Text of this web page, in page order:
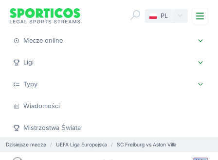
PL
Mecze online
Ligi
Typy
Wiadomości
Mistrzostwa Świata
Dzisiejsze mecze UEFA Liga Europejska SC Freiburg vs Aston Villa